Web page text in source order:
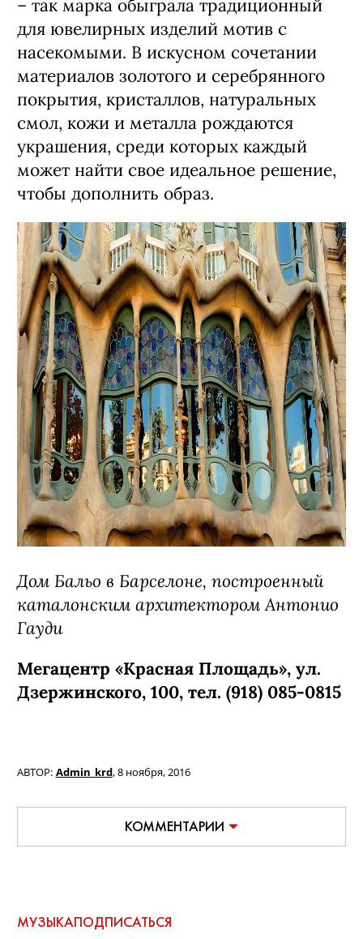
– так марка обыграла традиционный
для ювелирных изделий мотив с
насекомыми. В искусном сочетании
материалов золотого и серебрянного
покрытия, кристаллов, натуральных
смол, кожи и металла рождаются
украшения, среди которых каждый
может найти свое идеальное решение,
чтобы дополнить образ.
Дом Бальо в Барселоне, построенный
каталонским архитектором Антонио
Гауди
Мегацентр «Красная Площадь», ул.
Дзержинского, 100, тел. (918) 085-0815
АВТОР: Admin_krd,8 ноября, 2016
КОММЕНТАРИИ
МУЗЫКАПОДПИСАТЬСЯ